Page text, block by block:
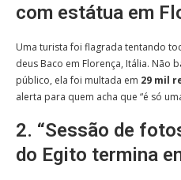
com estátua em
Uma turista foi flagrada tentando
deus Baco em Florença, Itália. Não
público, ela foi multada em 29 mil
alerta para quem acha que “é só
2. “Sessão de
do Egito termina